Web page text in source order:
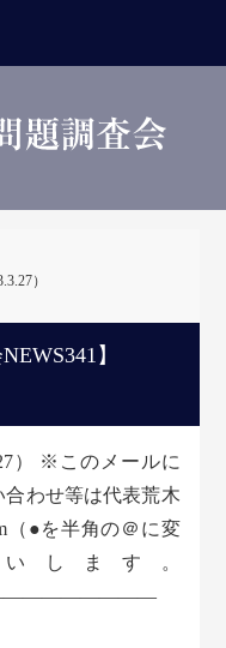
）
】
） ※このメールに
わせ等は代表荒木
（●を半角の＠に変
します。